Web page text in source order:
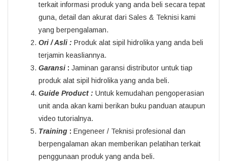
terkait informasi produk yang anda beli secara tepat
guna, detail dan akurat dari Sales & Teknisi kami
yang berpengalaman.
Ori / Asli : Produk alat sipil hidrolika yang anda beli
terjamin keasliannya.
Garansi : Jaminan garansi distributor untuk tiap
produk alat sipil hidrolika yang anda beli.
Guide Product : Untuk kemudahan pengoperasian
unit anda akan kami berikan buku panduan ataupun
video tutorialnya.
Training : Engeneer / Teknisi profesional dan
berpengalaman akan memberikan pelatihan terkait
penggunaan produk yang anda beli.